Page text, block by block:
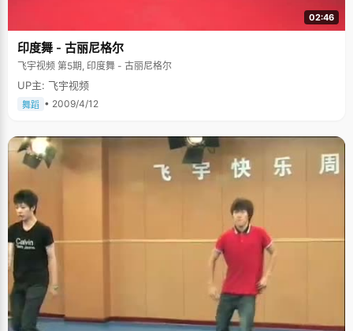
02:46
印度舞 - 古丽尼格尔
飞宇视频 第5期, 印度舞 - 古丽尼格尔
UP主: 飞宇视频
舞蹈 • 2009/4/12